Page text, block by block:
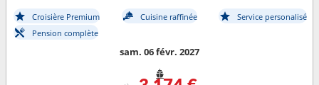
Croisière Premium Cuisine raffinée
Service personalisé
Pension complète
sam. 06 févr. 2027